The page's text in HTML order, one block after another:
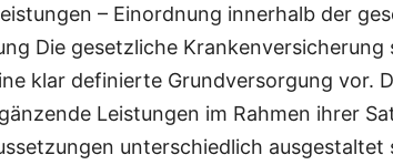
– Einordnung innerhalb der
Die gesetzliche Krankenversicherung
klar definierte Grundversorgung vor.
Leistungen im Rahmen ihrer
unterschiedlich ausgestaltet